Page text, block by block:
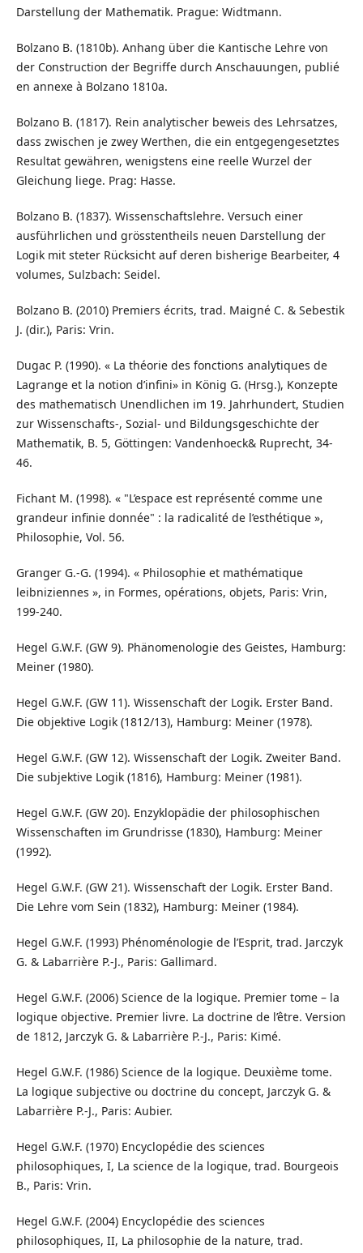
Darstellung der Mathematik. Prague: Widtmann.
Bolzano B. (1810b). Anhang über die Kantische Lehre von
der Construction der Begriffe durch Anschauungen, publié
en annexe à Bolzano 1810a.
Bolzano B. (1817). Rein analytischer beweis des Lehrsatzes,
dass zwischen je zwey Werthen, die ein entgegengesetztes
Resultat gewähren, wenigstens eine reelle Wurzel der
Gleichung liege. Prag: Hasse.
Bolzano B. (1837). Wissenschaftslehre. Versuch einer
ausführlichen und grösstentheils neuen Darstellung der
Logik mit steter Rücksicht auf deren bisherige Bearbeiter, 4
volumes, Sulzbach: Seidel.
Bolzano B. (2010) Premiers écrits, trad. Maigné C. & Sebestik
J. (dir.), Paris: Vrin.
Dugac P. (1990). « La théorie des fonctions analytiques de
Lagrange et la notion d’infini» in König G. (Hrsg.), Konzepte
des mathematisch Unendlichen im 19. Jahrhundert, Studien
zur Wissenschafts-, Sozial- und Bildungsgeschichte der
Mathematik, B. 5, Göttingen: Vandenhoeck& Ruprecht, 34-
46.
Fichant M. (1998). « "L’espace est représenté comme une
grandeur infinie donnée" : la radicalité de l’esthétique »,
Philosophie, Vol. 56.
Granger G.-G. (1994). « Philosophie et mathématique
leibniziennes », in Formes, opérations, objets, Paris: Vrin,
199-240.
Hegel G.W.F. (GW 9). Phänomenologie des Geistes, Hamburg:
Meiner (1980).
Hegel G.W.F. (GW 11). Wissenschaft der Logik. Erster Band.
Die objektive Logik (1812/13), Hamburg: Meiner (1978).
Hegel G.W.F. (GW 12). Wissenschaft der Logik. Zweiter Band.
Die subjektive Logik (1816), Hamburg: Meiner (1981).
Hegel G.W.F. (GW 20). Enzyklopädie der philosophischen
Wissenschaften im Grundrisse (1830), Hamburg: Meiner
(1992).
Hegel G.W.F. (GW 21). Wissenschaft der Logik. Erster Band.
Die Lehre vom Sein (1832), Hamburg: Meiner (1984).
Hegel G.W.F. (1993) Phénoménologie de l’Esprit, trad. Jarczyk
G. & Labarrière P.-J., Paris: Gallimard.
Hegel G.W.F. (2006) Science de la logique. Premier tome – la
logique objective. Premier livre. La doctrine de l’être. Version
de 1812, Jarczyk G. & Labarrière P.-J., Paris: Kimé.
Hegel G.W.F. (1986) Science de la logique. Deuxième tome.
La logique subjective ou doctrine du concept, Jarczyk G. &
Labarrière P.-J., Paris: Aubier.
Hegel G.W.F. (1970) Encyclopédie des sciences
philosophiques, I, La science de la logique, trad. Bourgeois
B., Paris: Vrin.
Hegel G.W.F. (2004) Encyclopédie des sciences
philosophiques, II, La philosophie de la nature, trad.